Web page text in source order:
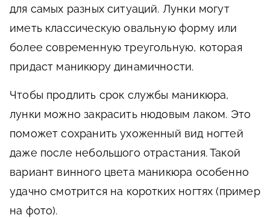
для самых разных ситуаций. Лунки могут
иметь классическую овальную форму или
более современную треугольную, которая
придаст маникюру динамичности.
Чтобы продлить срок службы маникюра,
лунки можно закрасить нюдовым лаком. Это
поможет сохранить ухоженный вид ногтей
даже после небольшого отрастания. Такой
вариант винного цвета маникюра особенно
удачно смотрится на коротких ногтях (пример
на фото).